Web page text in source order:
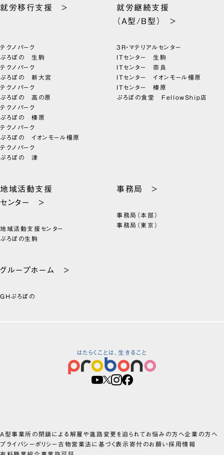
就労移行支援 >
テクノパーク
ぷろぼの 生駒
テクノパーク
ぷろぼの 新大宮
テクノパーク
ぷろぼの 高の原
テクノパーク
ぷろぼの 榛原
テクノパーク
ぷろぼの イオンモール橿原
テクノパーク
ぷろぼの 津
就労継続支援
（A型/B型） >
3R・マテリアルセンター
ITセンター 生駒
ITセンター 奈良
ITセンター イオンモール橿原
ITセンター 榛原
ぷろぼの食堂 FellowShip店
地域活動支援
センター >
地域活動支援センター
ぷろぼの生駒
事務局 >
事務局（本部）
事務局（東京）
グループホーム >
GHぷろぼの
はたらくことは、生きること
A型事業所の閉鎖による解雇や進路変更を迫られてお悩みの方へ企業の方へ
プライバシーポリシー古物営業法に基づく表示寄付のお願い採用情報